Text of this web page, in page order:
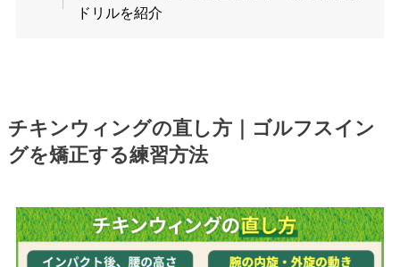
ドリルを紹介
チキンウィングの直し方｜ゴルフスイン
グを矯正する練習方法